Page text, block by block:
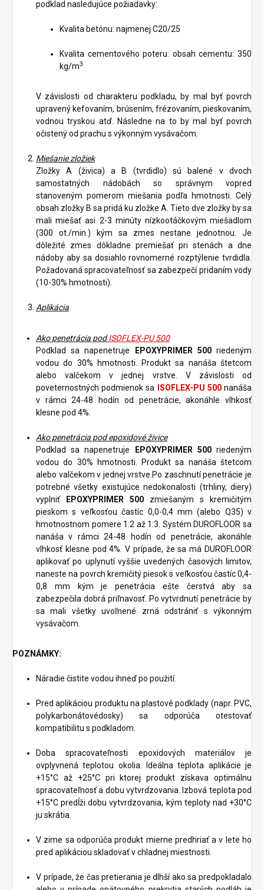
podklad nasledujúce požiadavky:
Kvalita betónu: najmenej C20/25
Kvalita cementového poteru: obsah cementu: 350
kg/m3
V závislosti od charakteru podkladu, by mal byť povrch
upravený kefovaním, brúsením, frézovaním, pieskovaním,
vodnou tryskou atď. Následne na to by mal byť povrch
očistený od prachu s výkonným vysávačom.
Miešanie zložiek
Zložky A (živica) a B (tvrdidlo) sú balené v dvoch
samostatných nádobách so správnym vopred
stanoveným pomerom miešania podľa hmotnosti. Celý
obsah zložky B sa pridá ku zložke A. Tieto dve zložky by sa
mali miešať asi 2-3 minúty nízkootáčkovým miešadlom
(300 ot./min.) kým sa zmes nestane jednotnou. Je
dôležité zmes dôkladne premiešať pri stenách a dne
nádoby aby sa dosiahlo rovnomerné rozptýlenie tvrdidla.
Požadovaná spracovateľnosť sa zabezpečí pridaním vody
(10-30% hmotnosti).
Aplikácia
Ako penetrácia podISOFLEX-PU 500
Podklad sa napenetruje
EPOXYPRIMER 500riedeným
vodou do 30% hmotnosti. Produkt sa nanáša štetcom
alebo valčekom v jednej vrstve. V závislosti od
poveternostných podmienok sa ISOFLEX-PU 500nanáša
v rámci 24-48 hodín od penetrácie, akonáhle vlhkosť
klesne pod 4%.
Ako penetrácia pod epoxidové živice
Podklad sa napenetruje
EPOXYPRIMER 500riedeným
vodou do 30% hmotnosti. Produkt sa nanáša štetcom
alebo valčekom v jednej vrstve.Po zaschnutí penetrácie je
potrebné všetky existujúce nedokonalosti (trhliny, diery)
vyplniť
EPOXYPRIMER 500 zmiešaným s kremičitým
pieskom s veľkosťou častíc 0,0-0,4 mm (alebo Q35) v
hmotnostnom pomere 1:2 až 1:3. Systém DUROFLOOR sa
nanáša v rámci 24-48 hodín od penetrácie, akonáhle
vlhkosť klesne pod 4%. V prípade, že sa má DUROFLOOR
aplikovať po uplynutí vyššie uvedených časových limitov,
naneste na povrch kremičitý piesok s veľkosťou častíc 0,4-
0,8 mm kým je penetrácia ešte čerstvá aby sa
zabezpečila dobrá priľnavosť. Po vytvrdnutí penetrácie by
sa mali všetky uvoľnené zrná odstrániť s výkonným
vysávačom.
POZNÁMKY:
Náradie čistite vodou ihneď po použití.
Pred aplikáciou produktu na plastové podklady (napr. PVC,
polykarbonátovédosky) sa odporúča otestovať
kompatibilitu s podkladom.
Doba spracovateľnosti epoxidových materiálov je
ovplyvnená teplotou okolia. Ideálna teplota aplikácie je
+15°C až +25°C pri ktorej produkt získava optimálnu
spracovateľnosť a dobu vytvrdzovania. Izbová teplota pod
+15°C predĺži dobu vytvrdzovania, kým teploty nad +30°C
ju skrátia.
V zime sa odporúča produkt mierne predhriať a v lete ho
pred aplikáciou skladovať v chladnej miestnosti.
V prípade, že čas pretierania je dlhší ako sa predpokladalo